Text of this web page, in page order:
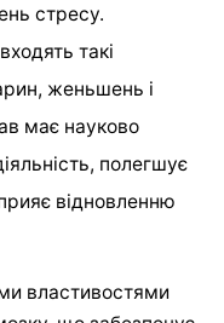
стресу.
такі
женьшень і
має науково
полегшує
відновленню
властивостями